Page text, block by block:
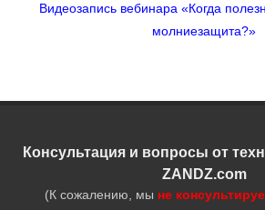
Видеозапись вебинара «Когда
молниезащита?»
Консультация и вопросы от
ZANDZ.com
(К сожалению, мы не